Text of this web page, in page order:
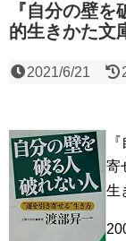
『自分の壁
的生きかた文
2021/6/21
寄
生